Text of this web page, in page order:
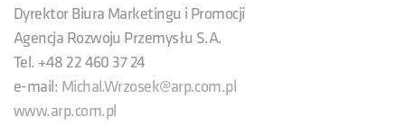
Dyrektor Biura Marketingu i Promocji
Agencja Rozwoju Przemysłu S.A.
Tel. +48 22 460 37 24
e-mail: Michal.Wrzosek@arp.com.pl
www.arp.com.pl